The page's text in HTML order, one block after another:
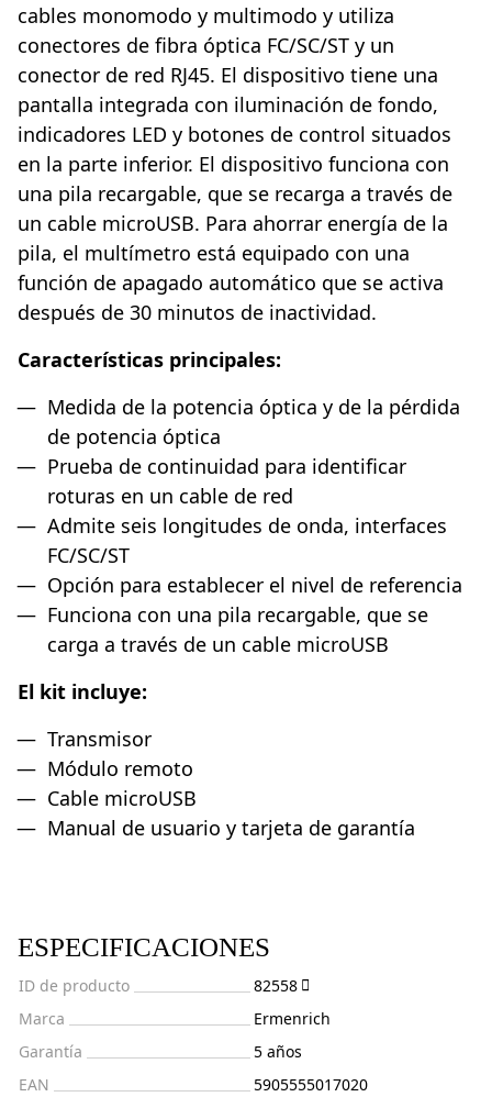
cables monomodo y multimodo y utiliza
conectores de fibra óptica FC/SC/ST y un
conector de red RJ45. El dispositivo tiene una
pantalla integrada con iluminación de fondo,
indicadores LED y botones de control situados
en la parte inferior. El dispositivo funciona con
una pila recargable, que se recarga a través de
un cable microUSB. Para ahorrar energía de la
pila, el multímetro está equipado con una
función de apagado automático que se activa
después de 30 minutos de inactividad.
Características principales:
Medida de la potencia óptica y de la pérdida
de potencia óptica
Prueba de continuidad para identificar
roturas en un cable de red
Admite seis longitudes de onda, interfaces
FC/SC/ST
Opción para establecer el nivel de referencia
Funciona con una pila recargable, que se
carga a través de un cable microUSB
El kit incluye:
Transmisor
Módulo remoto
Cable microUSB
Manual de usuario y tarjeta de garantía
ESPECIFICACIONES
ID de producto
82558
Marca
Ermenrich
Garantía
5 años
EAN
5905555017020